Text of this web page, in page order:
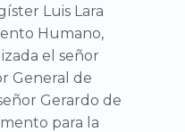
Luis Lara
Humano,
el señor
General de
Gerardo de
para la